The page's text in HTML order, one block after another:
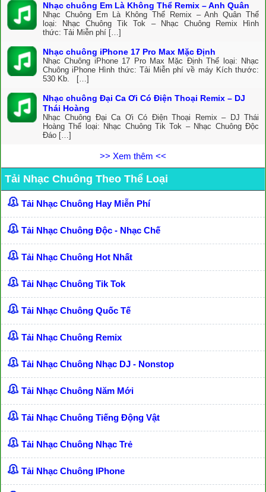
Nhạc chuông Em Là Không Thể Remix – Anh Quân
Nhạc Chuông Em Là Không Thể Remix – Anh Quân Thể
loại: Nhạc Chuông Tik Tok – Nhạc Chuông Remix Hình
thức: Tải Miễn phí […]
Nhạc chuông iPhone 17 Pro Max Mặc Định
Nhạc Chuông iPhone 17 Pro Max Mặc Định Thể loại: Nhạc
Chuông iPhone Hình thức: Tải Miễn phí về máy Kích thước:
530 Kb. […]
Nhạc chuông Đại Ca Ơi Có Điện Thoại Remix – DJ
Thái Hoàng
Nhạc Chuông Đại Ca Ơi Có Điện Thoại Remix – DJ Thái
Hoàng Thể loại: Nhạc Chuông Tik Tok – Nhạc Chuông Độc
Đáo […]
>> Xem thêm <<
Tải Nhạc Chuông Theo Thể Loại
Tải Nhạc Chuông Hay Miễn Phí
Tải Nhạc Chuông Độc - Nhạc Chế
Tải Nhạc Chuông Hot Nhất
Tải Nhạc Chuông Tik Tok
Tải Nhạc Chuông Quốc Tế
Tải Nhạc Chuông Remix
Tải Nhạc Chuông Nhạc DJ - Nonstop
Tải Nhạc Chuông Năm Mới
Tải Nhạc Chuông Tiếng Động Vật
Tải Nhạc Chuông Nhạc Trẻ
Tải Nhạc Chuông IPhone